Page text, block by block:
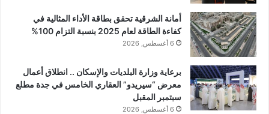
أمانة الشرقية تحقق بطاقة الأداء المثالية في
كفاءة الطاقة لعام 2025 بنسبة التزام 100%
6 أغسطس, 2026
برعاية وزارة البلديات والإسكان .. انطلاق أعمال
معرض “سيريدو” العقاري الخامس في جدة مطلع
سبتمبر المقبل
6 أغسطس, 2026